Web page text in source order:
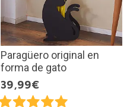
Paragüero original en
forma de gato
39,99€